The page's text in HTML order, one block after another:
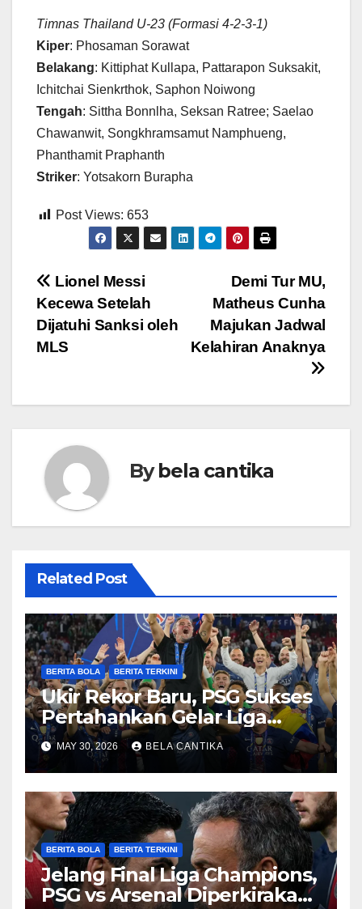
Timnas Thailand U-23 (Formasi 4-2-3-1)
Kiper: Phosaman Sorawat
Belakang: Kittiphat Kullapa, Pattarapon Suksakit,
Ichitchai Sienkrthok, Saphon Noiwong
Tengah: Sittha Bonnlha, Seksan Ratree; Saelao
Chawanwit, Songkhramsamut Namphueng,
Phanthamit Praphanth
Striker: Yotsakorn Burapha
Post Views: 653
Post
navigation
Demi Tur MU,
Matheus Cunha
Majukan Jadwal
Kelahiran Anaknya
Lionel Messi
Kecewa Setelah
Dijatuhi Sanksi oleh
MLS
Bybela cantika
Related Post
BERITA BOLA BERITA TERKINI
Ukir Rekor Baru, PSG Sukses
Pertahankan Gelar Liga
Champions
MAY 30, 2026 BELA CANTIKA
BERITA BOLA BERITA TERKINI
Jelang Final Liga Champions,
PSG vs Arsenal Diperkirakan